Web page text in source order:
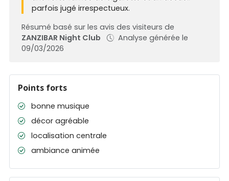
parfois jugé irrespectueux.
Résumé basé sur les avis des visiteurs de
ZANZIBAR Night Club
Analyse générée le
09/03/2026
Points forts
bonne musique
décor agréable
localisation centrale
ambiance animée